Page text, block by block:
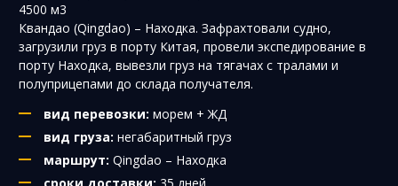
4500 м3
Квандао (Qingdao) – Находка. Зафрахтовали судно,
загрузили груз в порту Китая, провели экспедирование в
порту Находка, вывезли груз на тягачах с тралами и
полуприцепами до склада получателя.
вид перевозки: морем + ЖД
вид груза: негабаритный груз
маршрут: Qingdao – Находка